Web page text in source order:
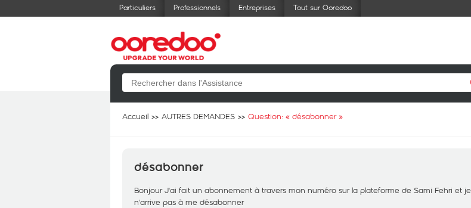
Particuliers Professionnels Entreprises Tout sur Ooredoo
Accueil AUTRES DEMANDES Question: « désabonner»
désabonner
Bonjour J'ai fait un abonnement à travers mon numéro sur la plateforme de Sami Fehri et je
n'arrive pas à me désabonner